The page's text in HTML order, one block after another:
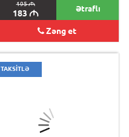
195M
183 M Ətraflı
Zəng et
TAKSİTLƏ